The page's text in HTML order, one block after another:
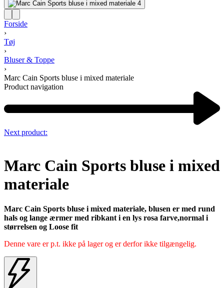
Forside
›
Tøj
›
Bluser & Toppe
›
Marc Cain Sports bluse i mixed materiale
Product navigation
Next product:
Marc Cain Sports bluse i mixed
materiale
Marc Cain Sports bluse i mixed materiale, blusen er med rund
hals og lange ærmer med ribkant i en lys rosa farve,normal i
størrelsen og Loose fit
Denne vare er p.t. ikke på lager og er derfor ikke tilgængelig.